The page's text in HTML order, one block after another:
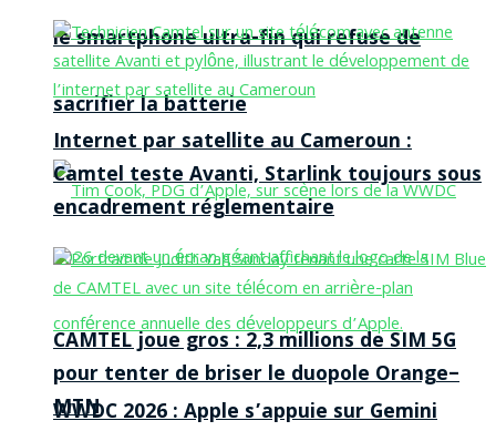
le smartphone ultra-fin qui refuse de
sacrifier la batterie
WWDC 2026 : Apple s’appuie sur Gemini
Internet par satellite au Cameroun :
Camtel teste Avanti, Starlink toujours sous
encadrement réglementaire
CAMTEL joue gros : 2,3 millions de SIM 5G
pour tenter de briser le duopole Orange–
MTN